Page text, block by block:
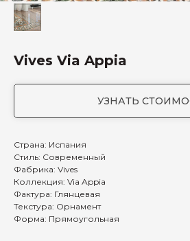
Vives Via Appia
УЗНАТЬ
Страна: Испания
Стиль: Современный
Фабрика: Vives
Коллекция: Via Appia
Фактура: Глянцевая
Текстура: Орнамент
Форма: Прямоугольная